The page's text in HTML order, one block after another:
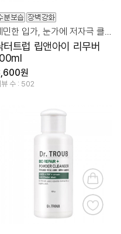
터트럽 립앤아이 리무버
원
뷰 수 : 502